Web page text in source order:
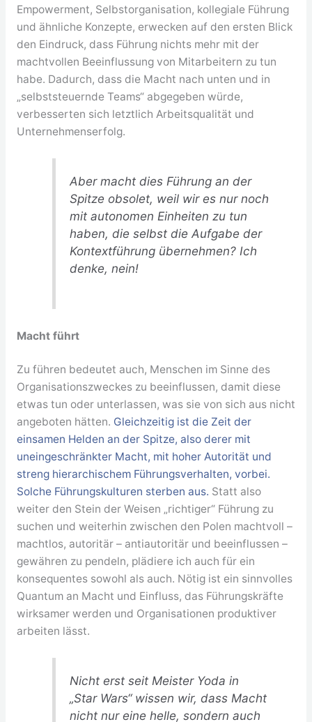
Empowerment, Selbstorganisation, kollegiale Führung
und ähnliche Konzepte, erwecken auf den ersten Blick
den Eindruck, dass Führung nichts mehr mit der
machtvollen Beeinflussung von Mitarbeitern zu tun
habe. Dadurch, dass die Macht nach unten und in
„selbststeuernde Teams“ abgegeben würde,
verbesserten sich letztlich Arbeitsqualität und
Unternehmenserfolg.
Aber macht dies Führung an der
Spitze obsolet, weil wir es nur noch
mit autonomen Einheiten zu tun
haben, die selbst die Aufgabe der
Kontextführung übernehmen? Ich
denke, nein!
Macht führt
Zu führen bedeutet auch, Menschen im Sinne des
Organisationszweckes zu beeinflussen, damit diese
etwas tun oder unterlassen, was sie von sich aus nicht
angeboten hätten. Gleichzeitig ist die Zeit der
einsamen Helden an der Spitze, also derer mit
uneingeschränkter Macht, mit hoher Autorität und
streng hierarchischem Führungsverhalten, vorbei.
Solche Führungskulturen sterben aus. Statt also
weiter den Stein der Weisen „richtiger“ Führung zu
suchen und weiterhin zwischen den Polen machtvoll –
machtlos, autoritär – antiautoritär und beeinflussen –
gewähren zu pendeln, plädiere ich auch für ein
konsequentes sowohl als auch. Nötig ist ein sinnvolles
Quantum an Macht und Einfluss, das Führungskräfte
wirksamer werden und Organisationen produktiver
arbeiten lässt.
Nicht erst seit Meister Yoda in
„Star Wars“ wissen wir, dass Macht
nicht nur eine helle, sondern auch